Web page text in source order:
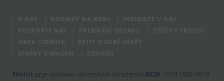
O NÁS NOVINKY NA WEBU
INZERUJTE U NÁS
PODPOŘTE NÁS
PŘEBÍRÁNÍ OBSAHU
TIŠTĚNÝ EKOLIST
MAPA STRÁNEK
DEJTE O SOBĚ VĚDĚT
ZPRÁVY E-MAILEM
COOKIES
Ekolist.cz je vydáván občanským sdružením BEZK. ISSN 1802-9019.